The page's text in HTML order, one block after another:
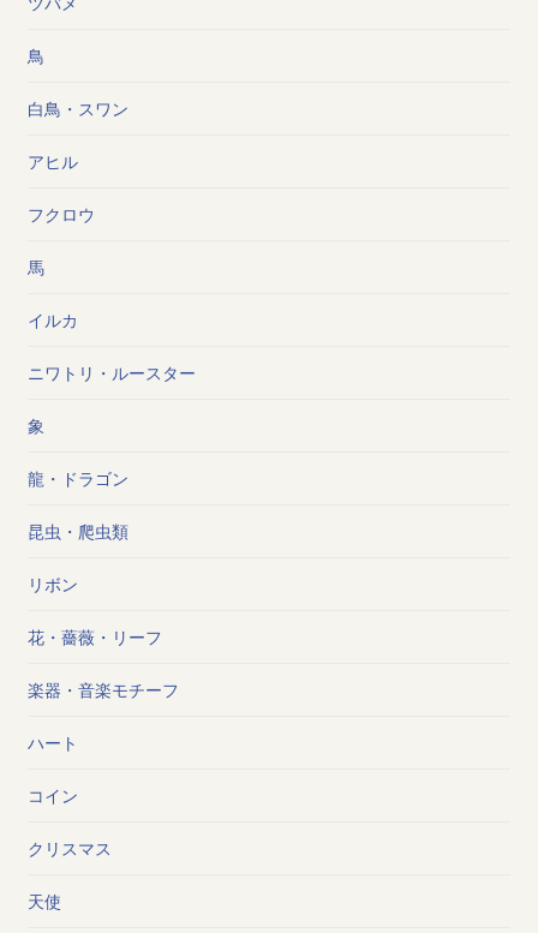
鳥
白鳥・スワン
アヒル
フクロウ
馬
イルカ
ニワトリ・ルースター
象
龍・ドラゴン
昆虫・爬虫類
リボン
花・薔薇・リーフ
楽器・音楽モチーフ
ハート
コイン
クリスマス
天使